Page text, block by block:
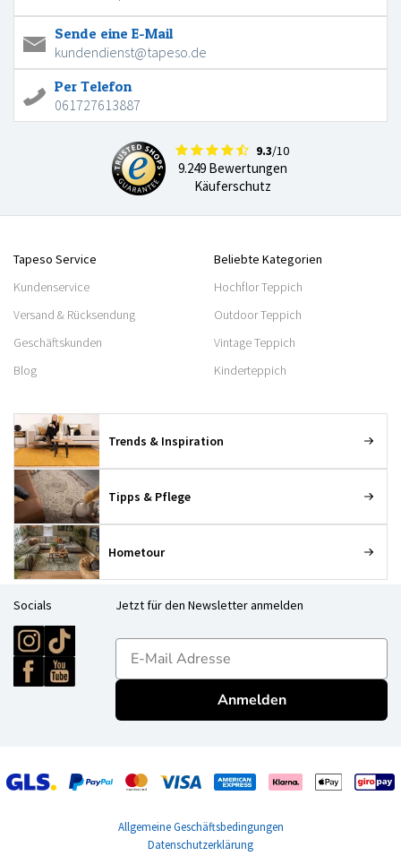
Sende eine E-Mail
kundendienst@tapeso.de
Per Telefon
061727613887
9.3/10
9.249 Bewertungen
Käuferschutz
Tapeso Service
Kundenservice
Versand & Rücksendung
Geschäftskunden
Blog
Beliebte Kategorien
Hochflor Teppich
Outdoor Teppich
Vintage Teppich
Kinderteppich
Trends & Inspiration
Tipps & Pflege
Hometour
Socials Jetzt für den Newsletter anmelden
E-mailadres
Anmelden
Allgemeine Geschäftsbedingungen
Datenschutzerklärung